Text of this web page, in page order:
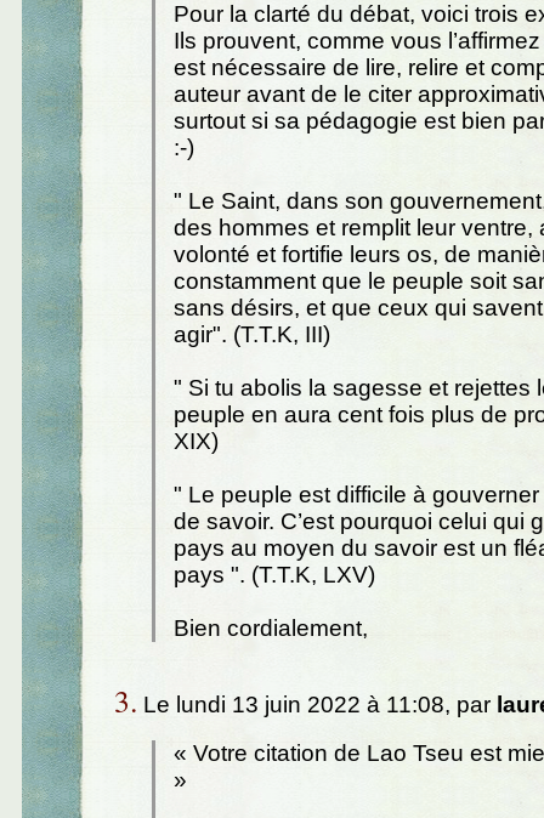
Pour la clarté du débat, voici trois
Ils prouvent, comme vous
est nécessaire de lire, relire et
auteur avant de le citer
surtout si sa pédagogie est bien
:-)
" Le Saint, dans son
des hommes et remplit leur ventre,
volonté et fortifie leurs os, de
constamment que le peuple soit
sans désirs, et que ceux qui
agir". (T.T.K, III)
" Si tu abolis la sagesse et rejettes
peuple en aura cent fois plus de
XIX)
" Le peuple est difficile à
de savoir. C’est pourquoi celui qui
pays au moyen du savoir est un
pays ". (T.T.K, LXV)
Bien cordialement,
3. Le lundi 13 juin 2022 à 11:08, par
« Votre citation de Lao Tseu est
»